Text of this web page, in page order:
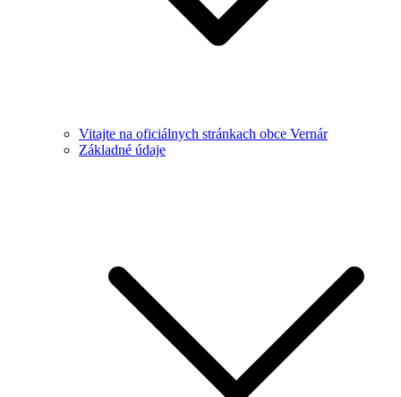
Vitajte na oficiálnych stránkach obce Vernár
Základné údaje